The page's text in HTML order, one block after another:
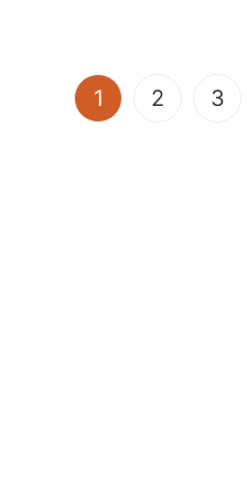
1 (current)
2 3